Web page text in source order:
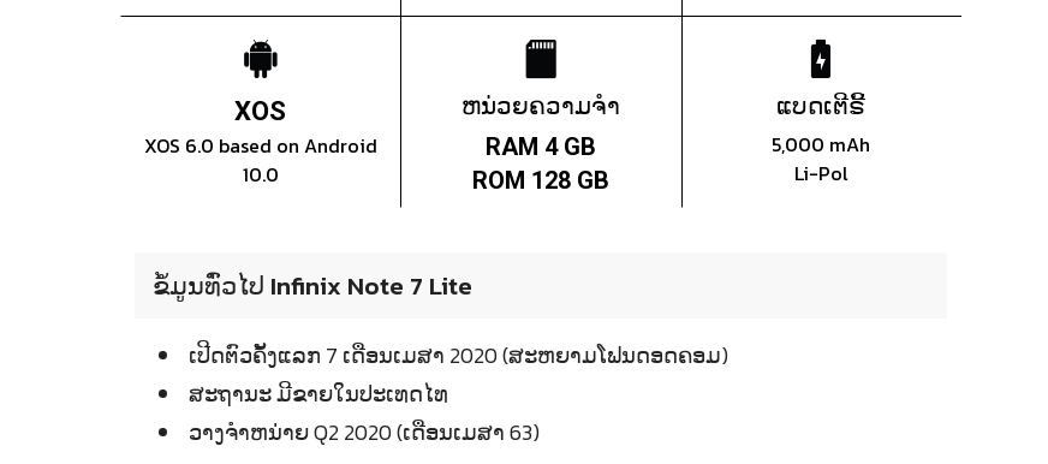
XOS
XOS 6.0 based on Android
10.0
ຫນ່ວຍຄວາມຈຳ
RAM 4 GB
ROM 128 GB
ແບດເຕີຣີ້
5,000 mAh
Li-Pol
ຂໍ້ມູນທົ່ວໄປ Infinix Note 7 Lite
ເປີດຕົວຄັ້ງແລກ 7 ເດືອນເມສາ 2020 (ສະຫຍາມໂຟນດອດຄອມ)
ສະຖານະ ມີຂາຍໃນປະເທດໄທ
ວາງຈຳຫນ່າຍ Q2 2020 (ເດືອນເມສາ 63)